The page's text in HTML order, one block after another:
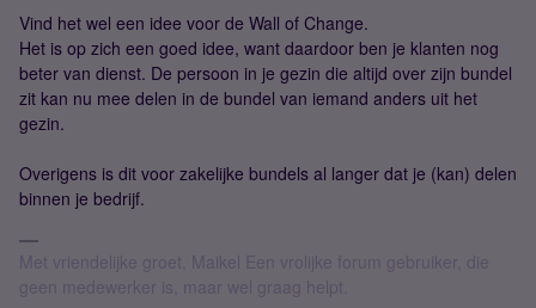
Vind het wel een idee voor de Wall of Change.
Het is op zich een goed idee, want daardoor ben je klanten nog
beter van dienst. De persoon in je gezin die altijd over zijn bundel
zit kan nu mee delen in de bundel van iemand anders uit het
gezin.
Overigens is dit voor zakelijke bundels al langer dat je (kan) delen
binnen je bedrijf.
Met vriendelijke groet, Maikel Een vrolijke forum gebruiker, die
geen medewerker is, maar wel graag helpt.